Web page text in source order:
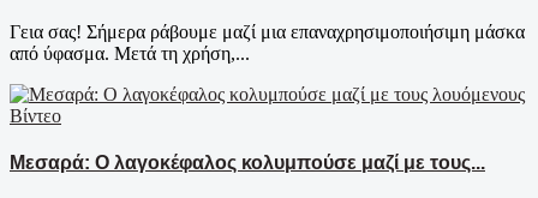
Γεια σας! Σήμερα ράβουμε μαζί μια επαναχρησιμοποιήσιμη μάσκα
από ύφασμα. Μετά τη χρήση,...
Βίντεο
Μεσαρά: Ο λαγοκέφαλος κολυμπούσε μαζί με τους...